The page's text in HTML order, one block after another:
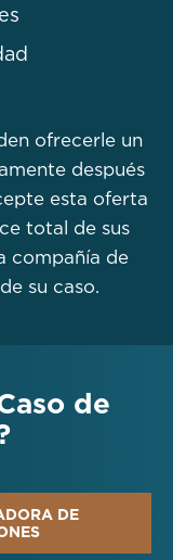
ofrecerle un
después
esta oferta
total de sus
compañía de
su caso.
de
DE